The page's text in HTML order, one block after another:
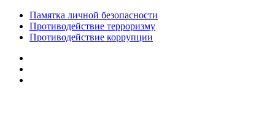
Памятка личной безопасности
Противодействие терроризму
Противодействие коррупции